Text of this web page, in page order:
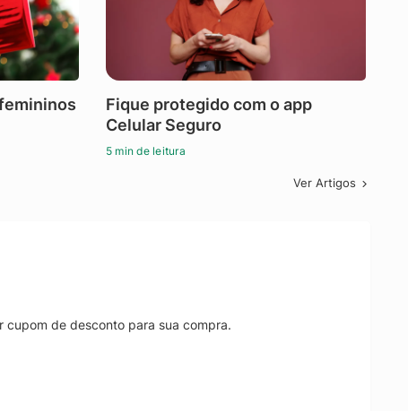
Fique protegido com o app
Celular Seguro
5 min de leitura
Ver Artigos
cupom de desconto para sua compra.